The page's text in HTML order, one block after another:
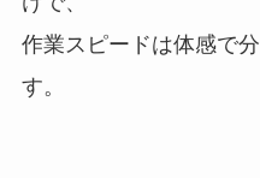
作業スピードは体感で
す。